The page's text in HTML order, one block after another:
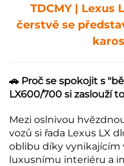
TDCMY | Lexus
čerstvě se
🚗 Proč se spokojit s
LX600/700 si zaslouží
Mezi oslnivou
vozů si řada Lexus LX
oblibu díky
luxusnímu interiéru a